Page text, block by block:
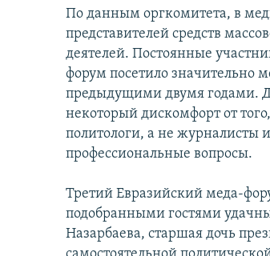
По данным оргкомитета, в
представителей средств
деятелей. Постоянные
форум посетило значительно
предыдущими двумя годами.
некоторый дискомфорт от
политологи, а не журналисты
профессиональные вопросы.
Третий Евразийский меда-
подобранными гостями
Назарбаева, старшая дочь